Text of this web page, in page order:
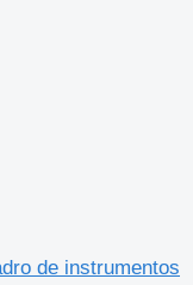
de instrumentos